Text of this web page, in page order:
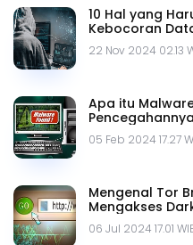
10 Hal yang
Kebocoran
22 Nov 2024 02.13
Apa itu
Pencegahannya
05 Feb 2024 17.27
Mengenal Tor
Mengakses
06 Jul 2024 17.01